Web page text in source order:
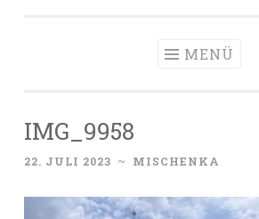
MENÜ
IMG_9958
22. JULI 2023 ~ MISCHENKA